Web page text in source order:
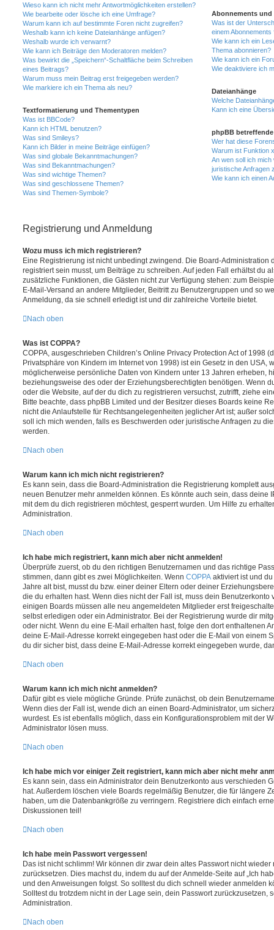
Wieso kann ich nicht mehr Antwortmöglichkeiten erstellen?
Wie bearbeite oder lösche ich eine Umfrage?
Warum kann ich auf bestimmte Foren nicht zugreifen?
Weshalb kann ich keine Dateianhänge anfügen?
Weshalb wurde ich verwarnt?
Wie kann ich Beiträge den Moderatoren melden?
Was bewirkt die „Speichern“-Schaltfläche beim Schreiben
eines Beitrags?
Warum muss mein Beitrag erst freigegeben werden?
Wie markiere ich ein Thema als neu?
Textformatierung und Thementypen
Was ist BBCode?
Kann ich HTML benutzen?
Was sind Smileys?
Kann ich Bilder in meine Beiträge einfügen?
Was sind globale Bekanntmachungen?
Was sind Bekanntmachungen?
Was sind wichtige Themen?
Was sind geschlossene Themen?
Was sind Themen-Symbole?
Abonnements und
Was ist der
einem
Wie kann ich ein
Thema abonnieren?
Wie kann ich ein
Wie deaktiviere ich
Dateianhänge
Welche
Kann ich eine
phpBB betreffende
Wer hat diese
Warum ist Funktion
An wen soll ich
juristische Anfragen
Wie kann ich einen
Registrierung und Anmeldung
Wozu muss ich mich registrieren?
Eine Registrierung ist nicht unbedingt zwingend. Die Board-Administration
registriert sein musst, um Beiträge zu schreiben. Auf jeden Fall erhältst du
zusätzliche Funktionen, die Gästen nicht zur Verfügung stehen: zum
E-Mail-Versand an andere Mitglieder, Beitritt zu Benutzergruppen und so
Anmeldung, da sie schnell erledigt ist und dir zahlreiche Vorteile bietet.
Nach oben
Was ist COPPA?
COPPA, ausgeschrieben Children’s Online Privacy Protection Act of 1998
Privatsphäre von Kindern im Internet von 1998) ist ein Gesetz in den USA,
möglicherweise persönliche Daten von Kindern unter 13 Jahren erheben,
beziehungsweise des oder der Erziehungsberechtigten benötigen. Wenn
oder die Website, auf der du dich zu registrieren versuchst, zutrifft, ziehe
Bitte beachte, dass phpBB Limited und der Besitzer dieses Boards keine
nicht die Anlaufstelle für Rechtsangelegenheiten jeglicher Art ist; außer
soll ich mich wenden, falls es Beschwerden oder juristische Anfragen zu
werden.
Nach oben
Warum kann ich mich nicht registrieren?
Es kann sein, dass die Board-Administration die Registrierung komplett
neuen Benutzer mehr anmelden können. Es könnte auch sein, dass deine
mit dem du dich registrieren möchtest, gesperrt wurden. Um Hilfe zu
Administration.
Nach oben
Ich habe mich registriert, kann mich aber nicht anmelden!
Überprüfe zuerst, ob du den richtigen Benutzernamen und das richtige
stimmen, dann gibt es zwei Möglichkeiten. Wenn COPPA aktiviert ist und
Jahre alt bist, musst du bzw. einer deiner Eltern oder deiner
die du erhalten hast. Wenn dies nicht der Fall ist, muss dein Benutzerkonto
einigen Boards müssen alle neu angemeldeten Mitglieder erst
selbst erledigen oder ein Administrator. Bei der Registrierung wurde dir
oder nicht. Wenn du eine E-Mail erhalten hast, folge den dort enthaltenen
deine E-Mail-Adresse korrekt eingegeben hast oder die E-Mail von einem
du dir sicher bist, dass deine E-Mail-Adresse korrekt eingegeben wurde,
Nach oben
Warum kann ich mich nicht anmelden?
Dafür gibt es viele mögliche Gründe. Prüfe zunächst, ob dein
Wenn dies der Fall ist, wende dich an einen Board-Administrator, um
wurdest. Es ist ebenfalls möglich, dass ein Konfigurationsproblem mit der
Administrator lösen muss.
Nach oben
Ich habe mich vor einiger Zeit registriert, kann mich aber nicht mehr
Es kann sein, dass ein Administrator dein Benutzerkonto aus verschieden
hat. Außerdem löschen viele Boards regelmäßig Benutzer, die für längere
haben, um die Datenbankgröße zu verringern. Registriere dich einfach
Diskussionen teil!
Nach oben
Ich habe mein Passwort vergessen!
Das ist nicht schlimm! Wir können dir zwar dein altes Passwort nicht
zurücksetzen. Dies machst du, indem du auf der Anmelde-Seite auf „Ich
und den Anweisungen folgst. So solltest du dich schnell wieder anmelden
Solltest du trotzdem nicht in der Lage sein, dein Passwort zurückzusetzen,
Administration.
Nach oben